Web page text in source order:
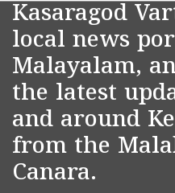
Kasaragod
local news
Malayalam,
the latest
and around
from the
Canara.